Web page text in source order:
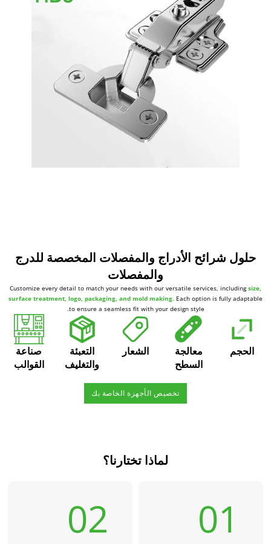
حلول شرائح الأدراج والمفصلات المخصصة للدرج
والمفصلات
Customize every detail to match your needs with our versatile services, includingsize,
surface treatment, logo, packaging, and mold making. Each option is fully adaptable
to ensure a seamless fit with your design style.
الحجم
معالجة
السطح
الشعار
التعبئة
والتغليف
صناعة
القوالب
تخصيص الأجهزة الخاصة بك
لماذا تختارنا؟
01
02